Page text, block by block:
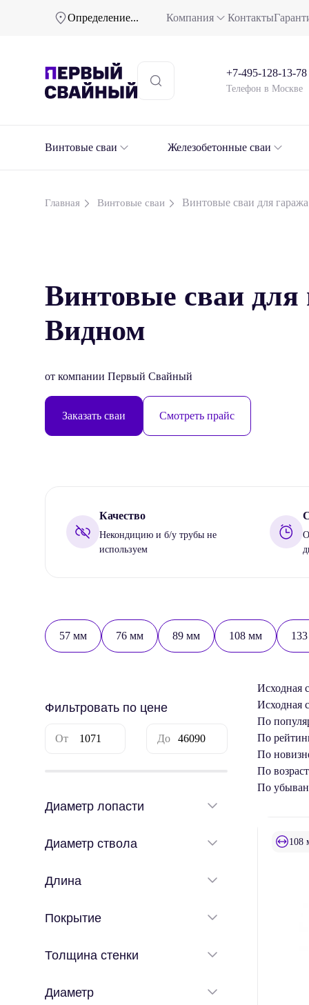
Определение... Компания Контакты
+7-495-128-13-78
Телефон в Москве
Винтовые сваи Железобетонные сваи
Главная Винтовые сваи Винтовые сваи для гаража
Винтовые сваи для
Видном
от компании Первый Свайный
Заказать сваи Смотреть прайс
Качество
Некондицию и б/у трубы не
используем
57 мм 76 мм 89 мм 108 мм
Фильтровать по цене
Диаметр лопасти
Диаметр ствола
Длина
Покрытие
Толщина стенки
Диаметр
Исходная
Исходная
По
По
По
По
По
108